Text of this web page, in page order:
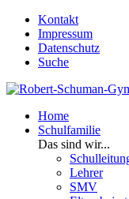
Kontakt
Impressum
Datenschutz
Suche
Home
Schulfamilie
Das sind wir...
Lehrer
SMV